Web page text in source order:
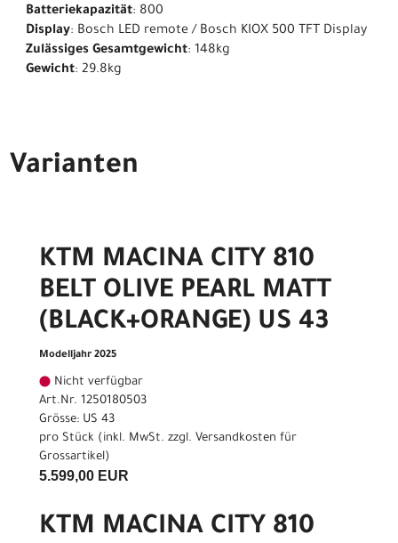
Batteriekapazität: 800
Display: Bosch LED remote / Bosch KIOX 500 TFT Display
Zulässiges Gesamtgewicht: 148kg
Gewicht: 29.8kg
Varianten
KTM MACINA CITY 810
BELT OLIVE PEARL MATT
(BLACK+ORANGE) US 43
Modelljahr 2025
Nicht verfügbar
Art.Nr. 1250180503
Grösse: US 43
pro Stück (inkl. MwSt. zzgl. Versandkosten für
Grossartikel)
5.599,00 EUR
KTM MACINA CITY 810